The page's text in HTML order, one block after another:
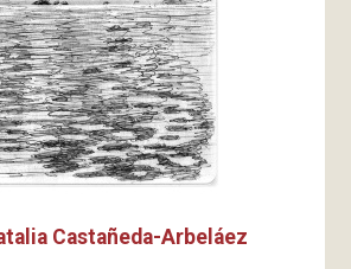
Castañeda-Arbeláez